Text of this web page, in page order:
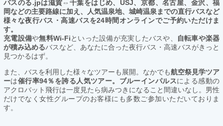
バスのる.jpは滋賀⇔千葉をはじめ、USJ、京都、名古屋、金沢、福
岡などの主要路線に加え、人気温泉地、城崎温泉までの直行バスなど
様々な夜行バス・高速バスを24時間オンラインでご予約いただけま
す。
充電設備や無料Wi-Fiといった設備が充実したバスや、
自転車や楽器
が積み込めるバスなど、あなたに合った夜行バス・高速バスがきっと
見つかるはず。
また、バスを利用した様々なツアーも展開。なかでも航空祭見学ツア
ーは催行率94％を誇る人気ツアー。ブルーインパルスによる感動の
アクロバット飛行は一度見たら病みつきになること間違いなし。男性
だけでなく女性グループのお客様にも多数ご参加いただいておりま
す。